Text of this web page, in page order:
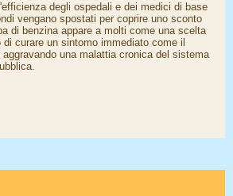
degli ospedali e dei medici di base
vengano spostati per coprire uno sconto
di benzina appare a molti come una scelta
curare un sintomo immediato come il
una malattia cronica del sistema